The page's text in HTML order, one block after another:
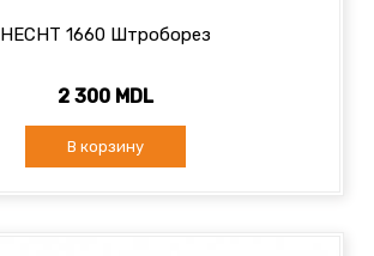
HECHT 1660 Штроборез
2 300 MDL
В корзину